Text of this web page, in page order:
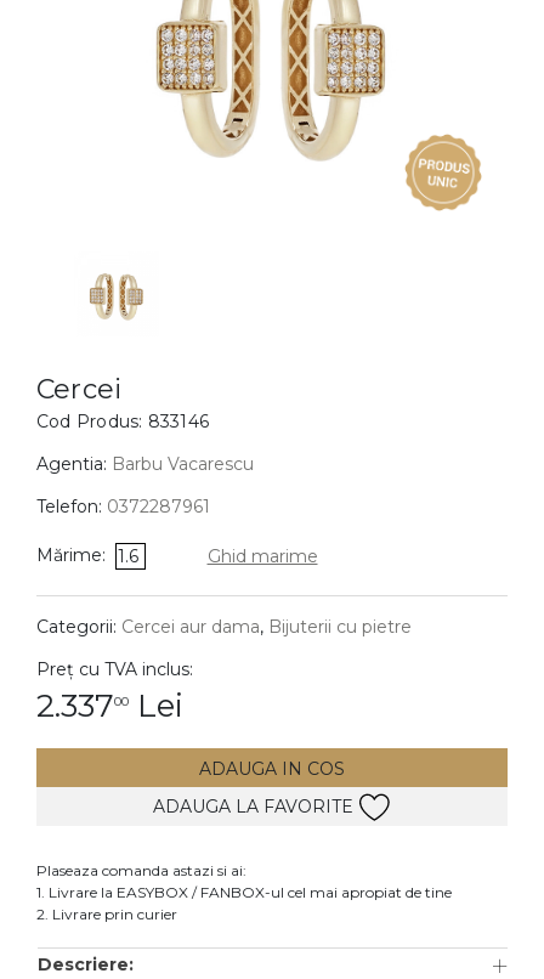
BIJUTERII COPII
Cercei
Bratari
Coliere
Lanturi
Pandantive
DIAMANTE Vezi toate
Cercei
Accesorii
Cercei
Cod Produs: 833146
Agentia: Barbu Vacarescu
Telefon: 0372287961
Mărime: 1.6 Ghid marime
Categorii: Cercei aur dama, Bijuterii cu pietre
Preț cu TVA inclus:
2.33700 Lei
ADAUGA IN COS
ADAUGA LA FAVORITE
Plaseaza comanda astazi si ai:
1. Livrare la EASYBOX / FANBOX-ul cel mai apropiat de tine
2. Livrare prin curier
Descriere: